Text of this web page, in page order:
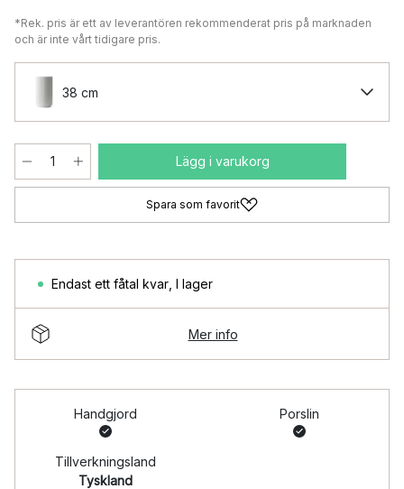
*Rek. pris är ett av leverantören rekommenderat pris på marknaden
och är inte vårt tidigare pris.
38 cm
Lägg i varukorg
Spara som favorit
Endast ett fåtal kvar I lager
Mer info
Handgjord Porslin
Tillverkningsland
Tyskland